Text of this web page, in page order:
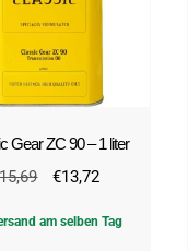
Gear ZC 90 – 1 liter
15,69
Ursprünglicher
war:
€13,72Aktueller
ist:
am selben Tag